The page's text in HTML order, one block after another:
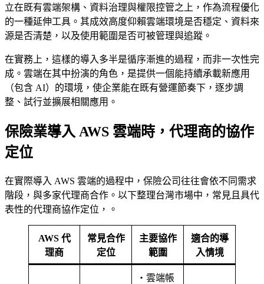
立在既有雲端架構、資料治理與權限控管之上，作為流程優化
的一種延伸工具。其成效高度仰賴雲端環境是否穩定、資料來
源是否清楚，以及使用範圍是否可被管理與追蹤。
在實務上，這樣的導入多半是循序漸進的過程，而非一次性完
成。雲端在其中扮演的角色，是提供一個能持續承載新應用
（包含 AI）的環境，使企業能在既有營運節奏下，逐步調
整、試行並擴展相關應用。
保險業導入 AWS 雲端時，代理商的協作
定位
在實際導入 AWS 雲端的過程中，保險公司往往會依不同需求
階段，與多家代理商合作。以下整理台灣市場中，常見且具代
表性的代理商協作定位，。
AWS 代
理商
常見合作
定位
主要協作
範圍
適合的導
入情境
・雲端帳